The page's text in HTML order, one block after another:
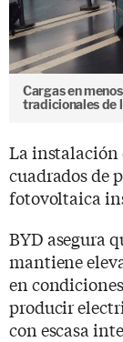
Cargas en
tradicionales de
La instalación
cuadrados de
fotovoltaica
BYD asegura
mantiene
en
producir
con escasa